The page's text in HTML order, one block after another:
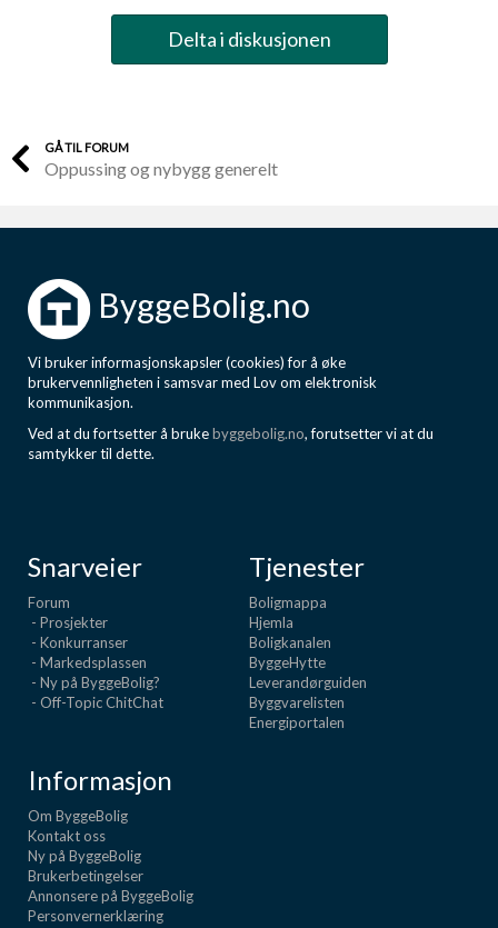
Delta i diskusjonen
GÅ TIL FORUM
Oppussing og nybygg generelt
ByggeBolig.no
Vi bruker informasjonskapsler (cookies) for å øke
brukervennligheten i samsvar med Lov om elektronisk
kommunikasjon.
Ved at du fortsetter å brukebyggebolig.no, forutsetter vi at du
samtykker til dette.
Snarveier
Forum
- Prosjekter
- Konkurranser
- Markedsplassen
- Ny på ByggeBolig?
- Off-Topic ChitChat
Tjenester
Boligmappa
Hjemla
Boligkanalen
ByggeHytte
Leverandørguiden
Byggvarelisten
Energiportalen
Informasjon
Om ByggeBolig
Kontakt oss
Ny på ByggeBolig
Brukerbetingelser
Annonsere på ByggeBolig
Personvernerklæring